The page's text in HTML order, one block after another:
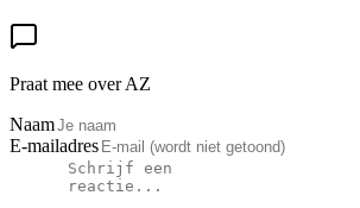
Praat mee over AZ
Naam
E-mailadres